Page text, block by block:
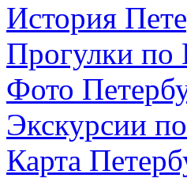
История
Прогулки по
Фото
Экскурсии
Карта